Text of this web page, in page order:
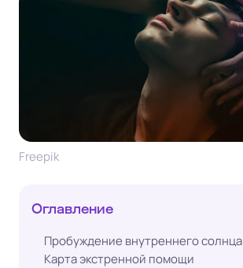
Freepik
Оглавление
Пробуждение внутреннего солнца
Карта экстренной помощи